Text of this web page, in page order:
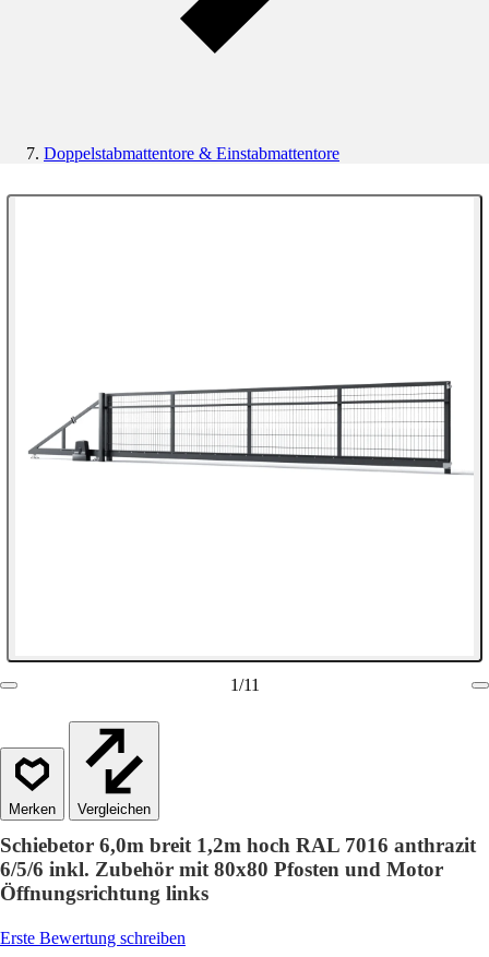
Doppelstabmattentore & Einstabmattentore
1/11
Vergleichen
Schiebetor 6,0m breit 1,2m hoch RAL 7016 anthrazit
6/5/6 inkl. Zubehör mit 80x80 Pfosten und Motor
Öffnungsrichtung links
Erste Bewertung schreiben